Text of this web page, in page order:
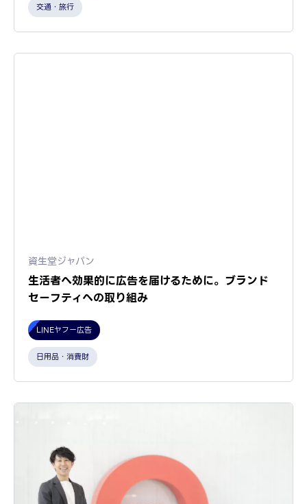
交通・旅行
資生堂ジャパン
生活者へ効果的に広告を届けるために。ブランド
セーフティへの取り組み
LINEヤフー広告
日用品・消費財